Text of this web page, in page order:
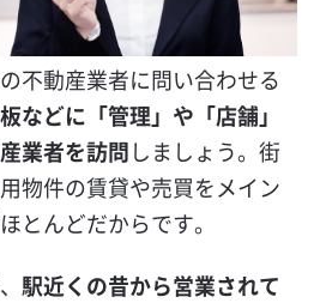
不動産業者に問い合わせる
などに「管理」や「店舗」
業者を訪問しましょう。街
物件の賃貸や売買をメイン
とんどだからです。
駅近くの昔から営業されて